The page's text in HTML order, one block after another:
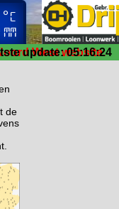
West website.
update: 05:16:24
de